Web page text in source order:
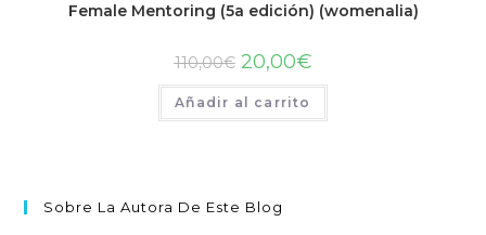
Female Mentoring (5a edición) (womenalia)
110,00€ 20,00€
Añadir al carrito
Sobre La Autora De Este Blog